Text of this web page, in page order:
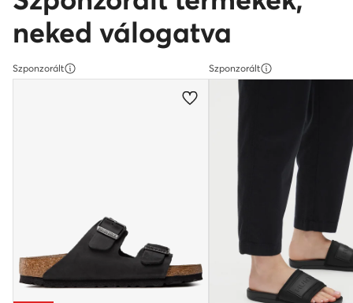
neked válogatva
Szponzorált Szponzorált